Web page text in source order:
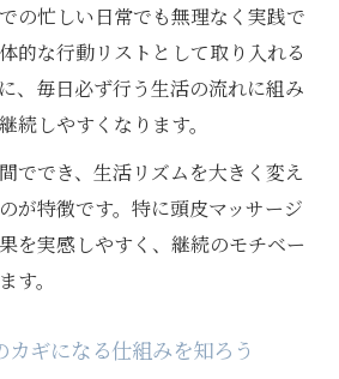
習慣で未来の髪を守るヒント
続けるための工夫とモチベ維持
効果を持続させる理由を解説
育毛習慣のポイントと実践例紹
の忙しい日常でも無理なく実践で
的な行動リストとして取り入れる
、毎日必ず行う生活の流れに組み
続しやすくなります。
ででき、生活リズムを大きく変え
が特徴です。特に頭皮マッサージ
を実感しやすく、継続のモチベー
す。
ギになる仕組みを知ろう